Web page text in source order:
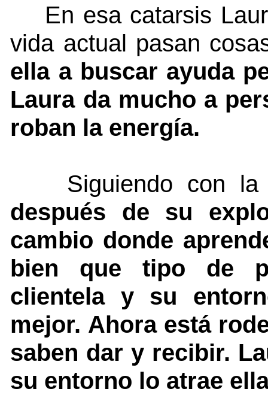
En esa catarsis
vida actual pasan
ella a buscar ayuda
Laura da mucho a
roban la energía.
Siguiendo con la
después de su
cambio donde
bien que tipo de
clientela y su
mejor. Ahora está
saben dar y recibir.
su entorno lo atrae